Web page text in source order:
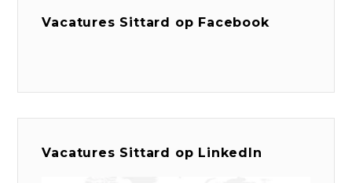
Vacatures Sittard op Facebook
Vacatures Sittard op LinkedIn